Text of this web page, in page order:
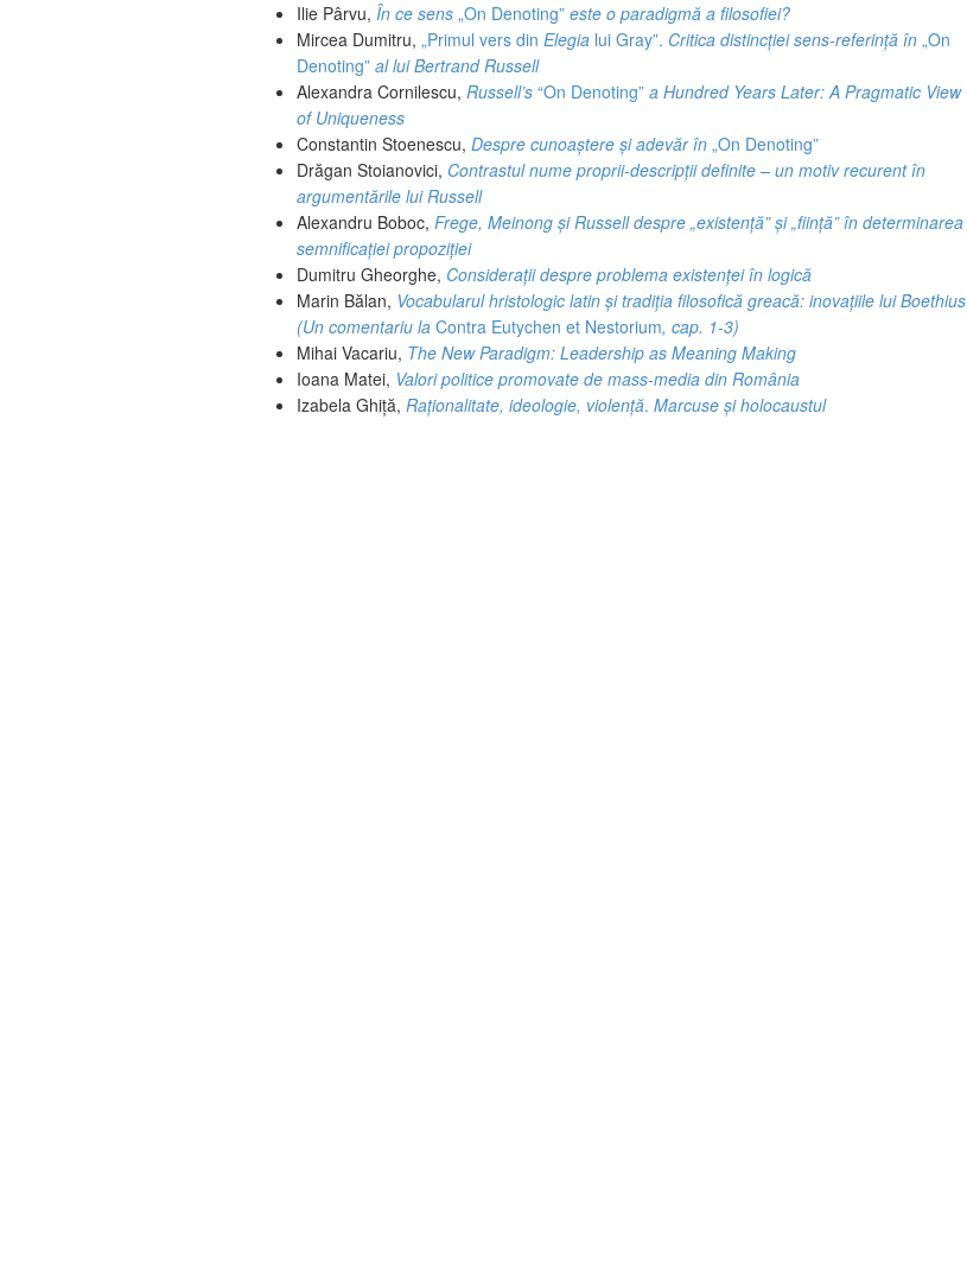
Ilie Pârvu, În ce sens „On Denoting” este o paradigmă a filosofiei?
Mircea Dumitru, „Primul vers din Elegia lui Gray”. Critica distincției sens-referință în „On
Denoting” al lui Bertrand Russell
Alexandra Cornilescu, Russell’s “On Denoting” a Hundred Years Later: A Pragmatic View
of Uniqueness
Constantin Stoenescu, Despre cunoaștere și adevăr în „On Denoting”
Drăgan Stoianovici, Contrastul nume proprii-descripții definite – un motiv recurent în
argumentările lui Russell
Alexandru Boboc, Frege, Meinong și Russell despre „existență” și „ființă” în determinarea
semnificației propoziției
Dumitru Gheorghe, Considerații despre problema existenței în logică
Marin Bălan, Vocabularul hristologic latin și tradiția filosofică greacă: inovațiile lui Boethius
(Un comentariu la Contra Eutychen et Nestorium, cap. 1-3)
Mihai Vacariu, The New Paradigm: Leadership as Meaning Making
Ioana Matei, Valori politice promovate de mass-media din România
Izabela Ghiță, Raționalitate, ideologie, violență. Marcuse și holocaustul